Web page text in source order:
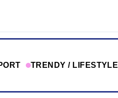
TRENDY / LIFESTYLE